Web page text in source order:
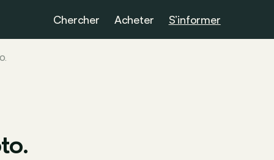
Chercher Acheter S’informer